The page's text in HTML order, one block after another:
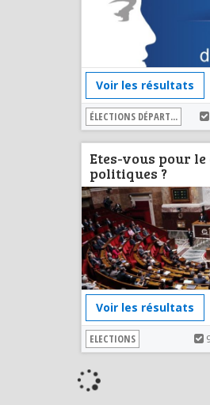
Voir les résultats
ÉLECTIONS DÉPART...
Etes-vous pour
politiques ?
Voir les résultats
ELECTIONS